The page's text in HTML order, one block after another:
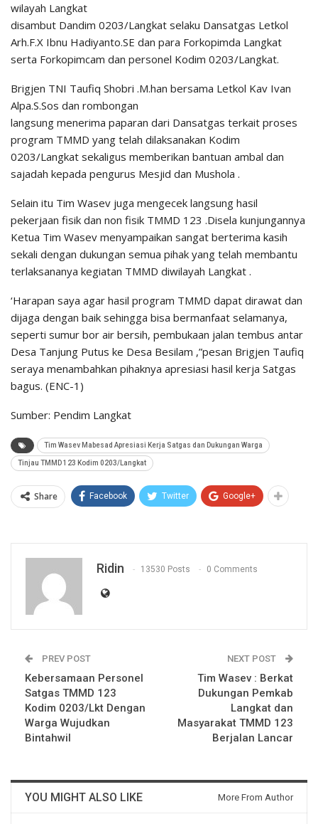
wilayah Langkat
disambut Dandim 0203/Langkat selaku Dansatgas Letkol
Arh.F.X Ibnu Hadiyanto.SE dan para Forkopimda Langkat
serta Forkopimcam dan personel Kodim 0203/Langkat.
Brigjen TNI Taufiq Shobri .M.han bersama Letkol Kav Ivan
Alpa.S.Sos dan rombongan
langsung menerima paparan dari Dansatgas terkait proses
program TMMD yang telah dilaksanakan Kodim
0203/Langkat sekaligus memberikan bantuan ambal dan
sajadah kepada pengurus Mesjid dan Mushola .
Selain itu Tim Wasev juga mengecek langsung hasil
pekerjaan fisik dan non fisik TMMD 123 .Disela kunjungannya
Ketua Tim Wasev menyampaikan sangat berterima kasih
sekali dengan dukungan semua pihak yang telah membantu
terlaksananya kegiatan TMMD diwilayah Langkat .
‘Harapan saya agar hasil program TMMD dapat dirawat dan
dijaga dengan baik sehingga bisa bermanfaat selamanya,
seperti sumur bor air bersih, pembukaan jalan tembus antar
Desa Tanjung Putus ke Desa Besilam ,”pesan Brigjen Taufiq
seraya menambahkan pihaknya apresiasi hasil kerja Satgas
bagus. (ENC-1)
Sumber: Pendim Langkat
Tim Wasev Mabesad Apresiasi Kerja Satgas dan Dukungan Warga
Tinjau TMMD 123 Kodim 0203/Langkat
Share Facebook Twitter Google+
Ridin 13530 Posts 0 Comments
PREV POST
Kebersamaan Personel
Satgas TMMD 123
Kodim 0203/Lkt Dengan
Warga Wujudkan
Bintahwil
NEXT POST
Tim Wasev : Berkat
Dukungan Pemkab
Langkat dan
Masyarakat TMMD 123
Berjalan Lancar
YOU MIGHT ALSO LIKE More From Author